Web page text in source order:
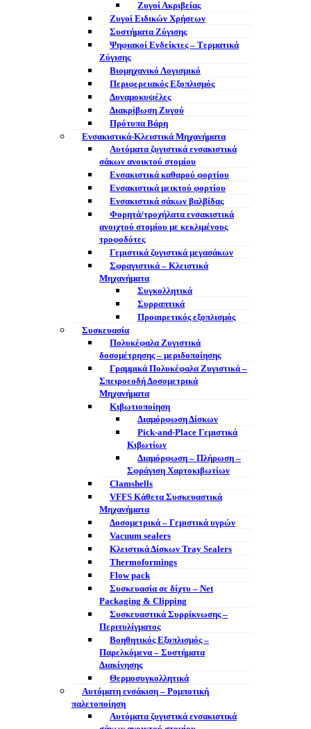
Ζυγοί Ακριβείας
Ζυγοί Ειδικών Χρήσεων
Συστήματα Ζύγισης
Ψηφιακοί Ενδείκτες – Tερματικά
Ζύγισης
Βιομηχανικό Λογισμικό
Περιφερειακός Εξοπλισμός
Δυναμοκυψέλες
Διακρίβωση Ζυγού
Πρότυπα Βάρη
Ενσακιστικά-Κλειστικά Μηχανήματα
Αυτόματα ζυγιστικά ενσακιστικά
σάκων ανοικτού στομίου
Ενσακιστικά καθαρού φορτίου
Ενσακιστικά μεικτού φορτίου
Eνσακιστικά σάκων βαλβίδας
Φορητά/τροχήλατα ενσακιστικά
ανοιχτού στομίου με κεκλιμένους
τροφοδότες
Γεμιστικά ζυγιστικά μεγασάκων
Σφραγιστικά – Κλειστικά
Μηχανήματα
Συγκολλητικά
Συρραπτικά
Προαιρετικός εξοπλισμός
Συσκευασία
Πολυκέφαλα Ζυγιστικά
δοσομέτρησης – μεριδοποίησης
Γραμμικά Πολυκέφαλα Ζυγιστικά –
Σπειροεοδή Δοσομετρικά
Μηχανήματα
Κιβωτιοποίηση
Διαμόρφωση Δίσκων
Pick-and-Place Γεμιστικά
Κιβωτίων
Διαμόρφωση – Πλήρωση –
Σφράγιση Χαρτοκιβωτίων
Clamshells
VFFS Κάθετα Συσκευαστικά
Μηχανήματα
Δοσομετρικά – Γεμιστικά υγρών
Vacuum sealers
Κλειστικά Δίσκων Tray Sealers
Thermoformings
Flow pack
Συσκευασία σε δίχτυ – Net
Packaging & Clipping
Συσκευαστικά Συρρίκνωσης –
Περιτυλίγματος
Βοηθητικός Εξοπλισμός –
Παρελκόμενα – Συστήματα
Διακίνησης
Θερμοσυγκολλητικά
Αυτόματη ενσάκιση – Ρομποτική
παλετοποίηση
Αυτόματα ζυγιστικά ενσακιστικά